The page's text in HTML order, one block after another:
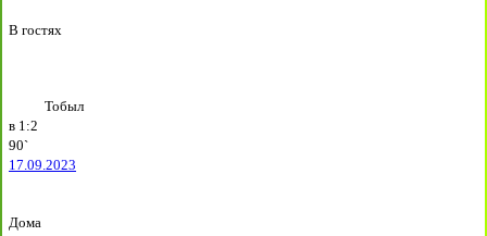
В гостях
Тобыл
в 1:2
90`
17.09.2023
Дома